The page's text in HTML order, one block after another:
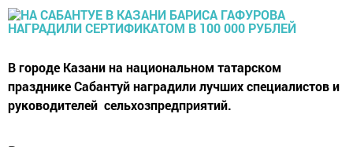
В городе Казани на национальном татарском
празднике Сабантуй наградили лучших специалистов и
руководителей сельхозпредприятий.